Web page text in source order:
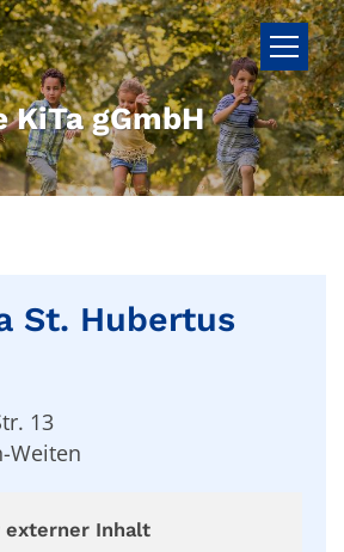
gGmbH
St. Hubertus
13
Weiten
externer Inhalt